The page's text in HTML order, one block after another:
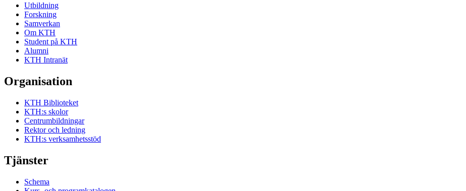
Utbildning
Forskning
Samverkan
Om KTH
Student på KTH
Alumni
KTH Intranät
Organisation
KTH Biblioteket
KTH:s skolor
Centrumbildningar
Rektor och ledning
KTH:s verksamhetsstöd
Tjänster
Schema